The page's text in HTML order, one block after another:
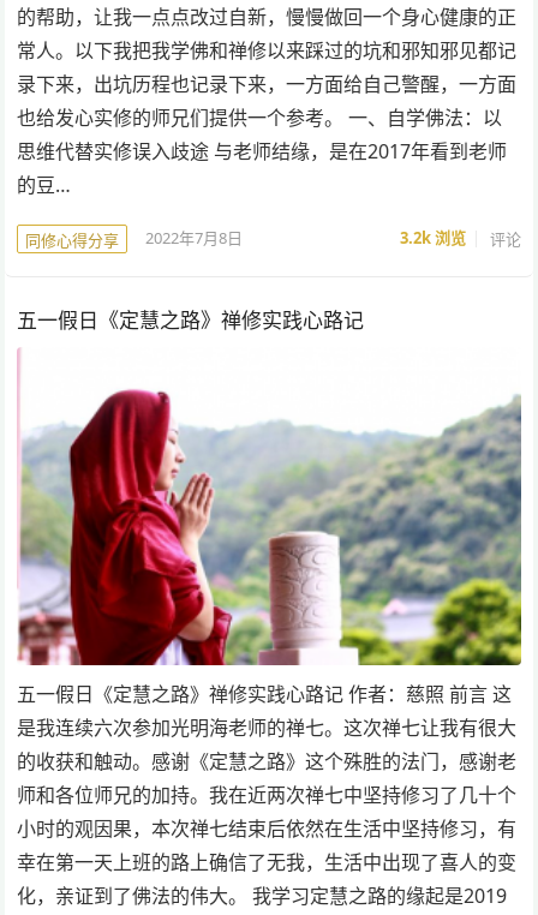
的帮助，让我一点点改过自新，慢慢做回一个身心健康的正
常人。以下我把我学佛和禅修以来踩过的坑和邪知邪见都记
录下来，出坑历程也记录下来，一方面给自己警醒，一方面
也给发心实修的师兄们提供一个参考。 一、自学佛法：以
思维代替实修误入歧途 与老师结缘，是在2017年看到老师
的豆…
同修心得分享 2022年7月8日 3.2k浏览 评论
五一假日《定慧之路》禅修实践心路记
五一假日《定慧之路》禅修实践心路记 作者：慈照 前言 这
是我连续六次参加光明海老师的禅七。这次禅七让我有很大
的收获和触动。感谢《定慧之路》这个殊胜的法门，感谢老
师和各位师兄的加持。我在近两次禅七中坚持修习了几十个
小时的观因果，本次禅七结束后依然在生活中坚持修习，有
幸在第一天上班的路上确信了无我，生活中出现了喜人的变
化，亲证到了佛法的伟大。 我学习定慧之路的缘起是2019